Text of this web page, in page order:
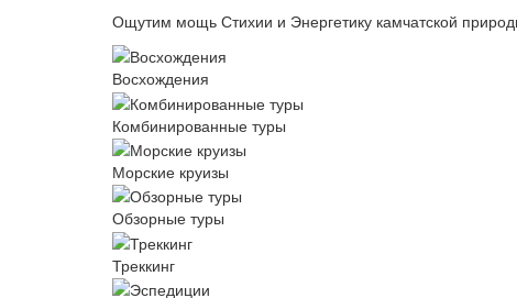
Ощутим мощь Стихии и Энергетику камчатской
Восхождения
Комбинированные туры
Морские круизы
Обзорные туры
Треккинг